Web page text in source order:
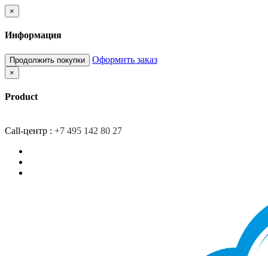
×
Информация
Продолжить покупки Оформить заказ
×
Product
Call-центр : +7 495 142 80 27